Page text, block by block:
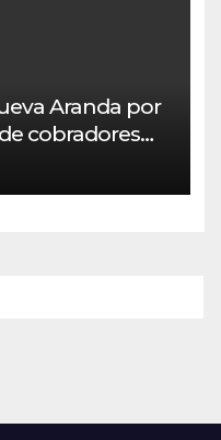
Aranda por
cobradores